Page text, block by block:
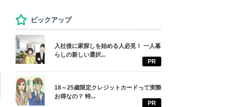
ピックアップ
入社後に家探しを始める人必見！ 一人暮
らしの新しい選択...
PR
18～25歳限定クレジットカードって実際
お得なの？ 特...
PR